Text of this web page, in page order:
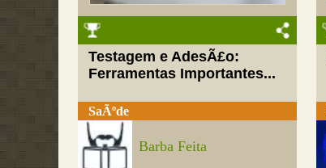
Testagem e AdesÃ£o:
Ferramentas Importantes...
SaÃºde
Barba Feita